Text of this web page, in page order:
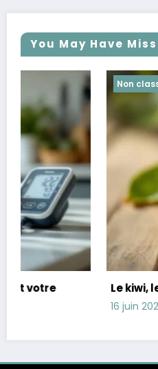
You May Have
Non classé
Le kiwi, le secret
Alimentation